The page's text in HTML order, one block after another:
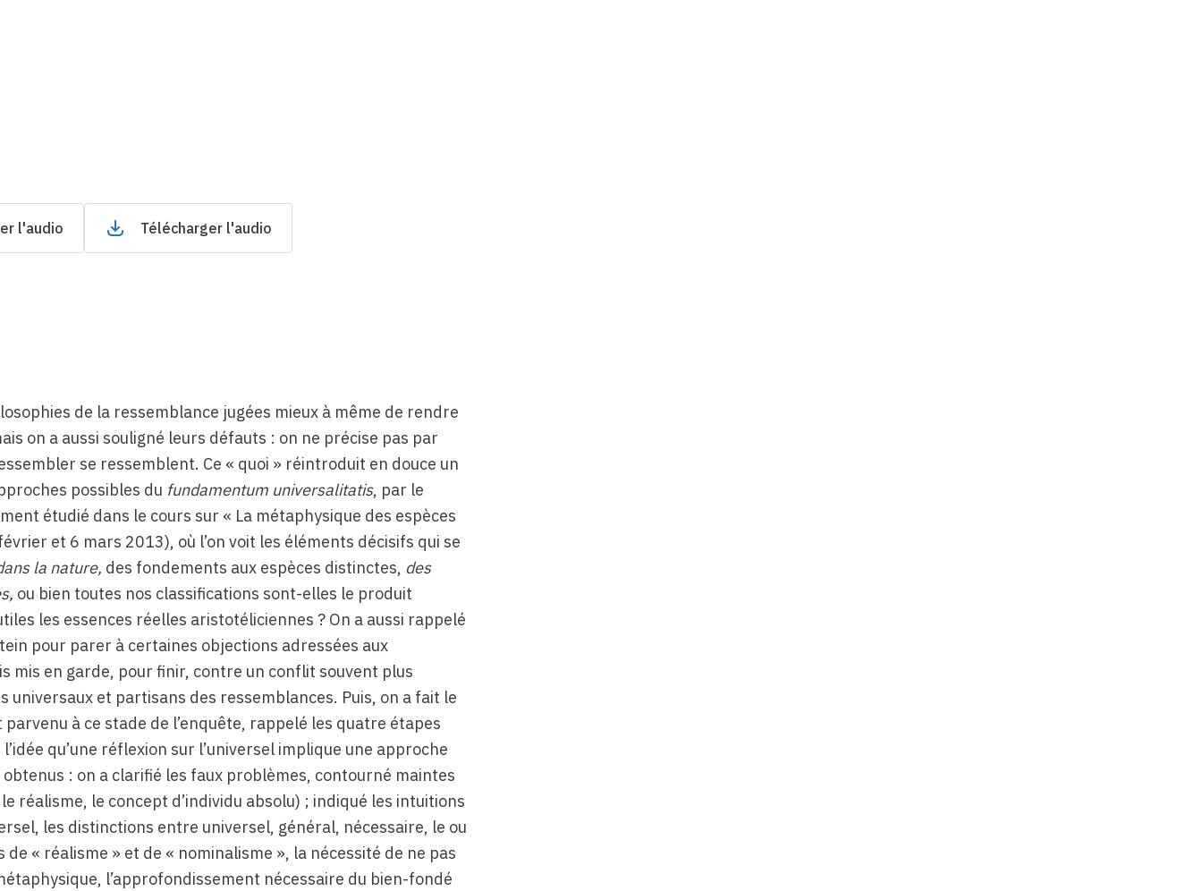
l'audio Télécharger l'audio
de la ressemblance jugées mieux à même de rendre
on a aussi souligné leurs défauts : on ne précise pas par
se ressemblent. Ce « quoi » réintroduit en douce un
possibles du fundamentum universalitatis, par le
étudié dans le cours sur « La métaphysique des espèces
et 6 mars 2013), où l’on voit les éléments décisifs qui se
la nature, des fondements aux espèces distinctes, des
ou bien toutes nos classifications sont-elles le produit
les essences réelles aristotéliciennes ? On a aussi rappelé
pour parer à certaines objections adressées aux
mis en garde, pour finir, contre un conflit souvent plus
et partisans des ressemblances. Puis, on a fait le
à ce stade de l’enquête, rappelé les quatre étapes
qu’une réflexion sur l’universel implique une approche
: on a clarifié les faux problèmes, contourné maintes
réalisme, le concept d’individu absolu) ; indiqué les intuitions
les distinctions entre universel, général, nécessaire, le ou
« réalisme » et de « nominalisme », la nécessité de ne pas
l’approfondissement nécessaire du bien-fondé